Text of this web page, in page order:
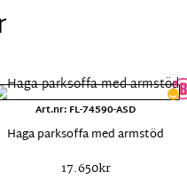
Art.nr: FL-74590-ASD
Haga parksoffa med armstöd
17.650kr